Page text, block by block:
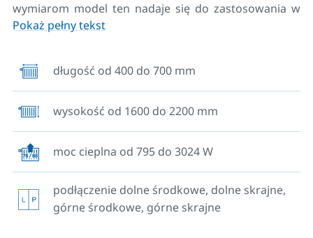
wymiarom model ten nadaje się do zastosowania w
ciasnych lub nietypowych wnętrzach. Jego konstrukcja
centralne lub podłączenie dolne boczne do systemu
grzewczego z wymuszonym obiegiem. Alternatywnie
można wykorzystać też jego górne centralne lub
górne boczne podłączenie. Z tyłu grzejnika nie są
przyspawane żadne uchwyty, dlatego w skład dostawy
grzejnika wchodzą specjalne konsole, które
zapewniają jego łatwy, szybki i bezpieczny montaż.
Wszystkie typy grzejników posiadają osłony boczne.
Pokaż pełny tekst
długość od 400 do 700 mm
wysokość od 1600 do 2200 mm
moc cieplna od 795 do 3024 W
podłączenie dolne środkowe, dolne skrajne,
górne środkowe, górne skrajne